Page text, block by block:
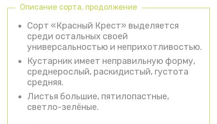
Описание сорта, продолжение
Сорт «Красный Крест» выделяется
среди остальных своей
универсальностью и неприхотливостью.
Кустарник имеет неправильную форму,
среднерослый, раскидистый, густота
средняя.
Листья большие, пятилопастные,
светло-зелёные.